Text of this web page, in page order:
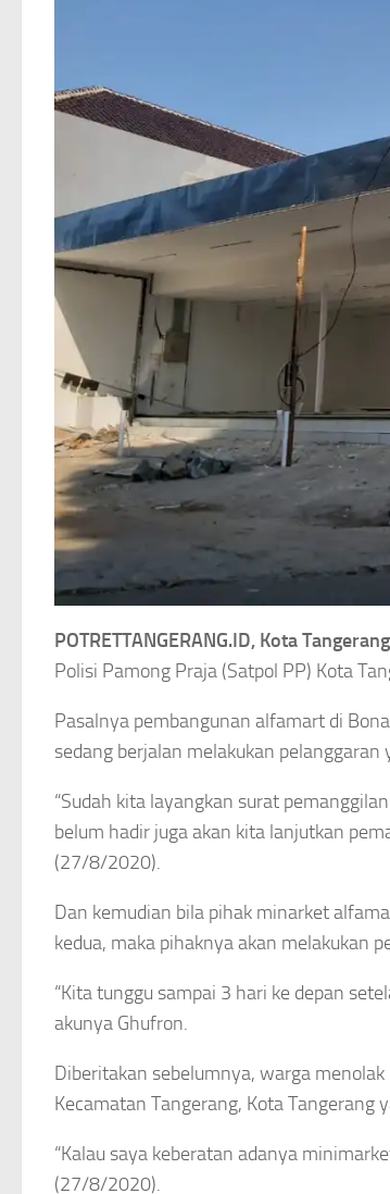
POTRETTANGERANG.ID, Kota
Polisi Pamong Praja (Satpol PP) Kota
Pasalnya pembangunan alfamart di
sedang berjalan melakukan
“Sudah kita layangkan surat
belum hadir juga akan kita lanjutkan
(27/8/2020).
Dan kemudian bila pihak minarket
kedua, maka pihaknya akan melakukan
“Kita tunggu sampai 3 hari ke depan
akunya Ghufron.
Diberitakan sebelumnya, warga
Kecamatan Tangerang, Kota Tangerang
“Kalau saya keberatan adanya
(27/8/2020).